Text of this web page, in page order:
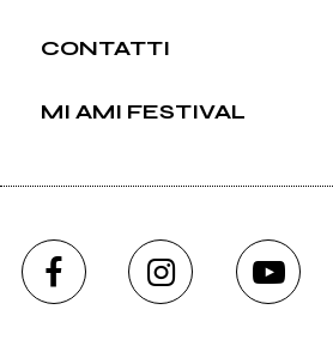
CONTATTI
MI AMI FESTIVAL